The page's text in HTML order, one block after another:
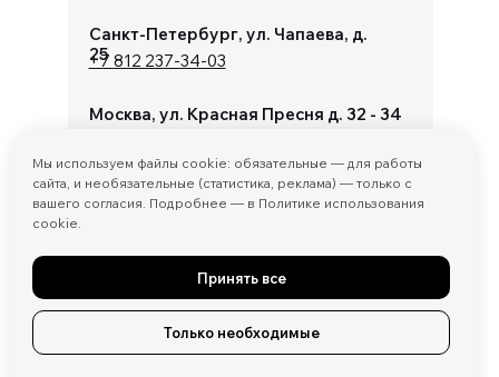
Санкт-Петербург, ул. Чапаева, д.
25
+7 812 237-34-03
Москва, ул. Красная Пресня д. 32 - 34
74
info@sodst.ru
Политика конфиденциальности и обработки
Договор оферты
Мы используем файлы cookie: обязательные — для работы
сайта, и необязательные (статистика, реклама) — только с
вашего согласия. Подробнее — в Политике использования
cookie.
Принять все
Только необходимые